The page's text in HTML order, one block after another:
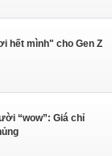
hết mình" cho Gen Z
“wow”: Giá chỉ